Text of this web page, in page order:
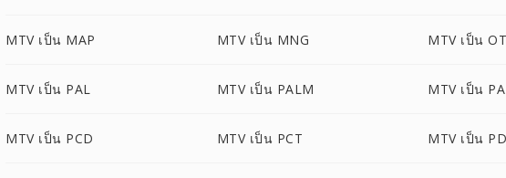
MTV เป็น MAP MTV เป็น MNG MTV เป็น
MTV เป็น PAL MTV เป็น PALM MTV เป็น
MTV เป็น PCD MTV เป็น PCT MTV เป็น